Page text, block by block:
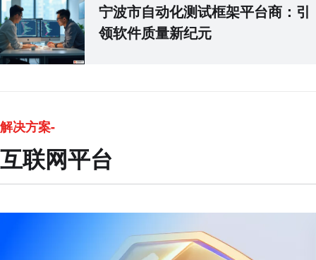
宁波市自动化测试框架平台商：引
领软件质量新纪元
解决方案-
互联网平台